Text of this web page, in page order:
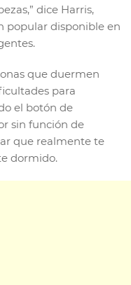
dice Harris,
popular disponible en
que duermen
para
el botón de
sin función de
que realmente te
dormido.